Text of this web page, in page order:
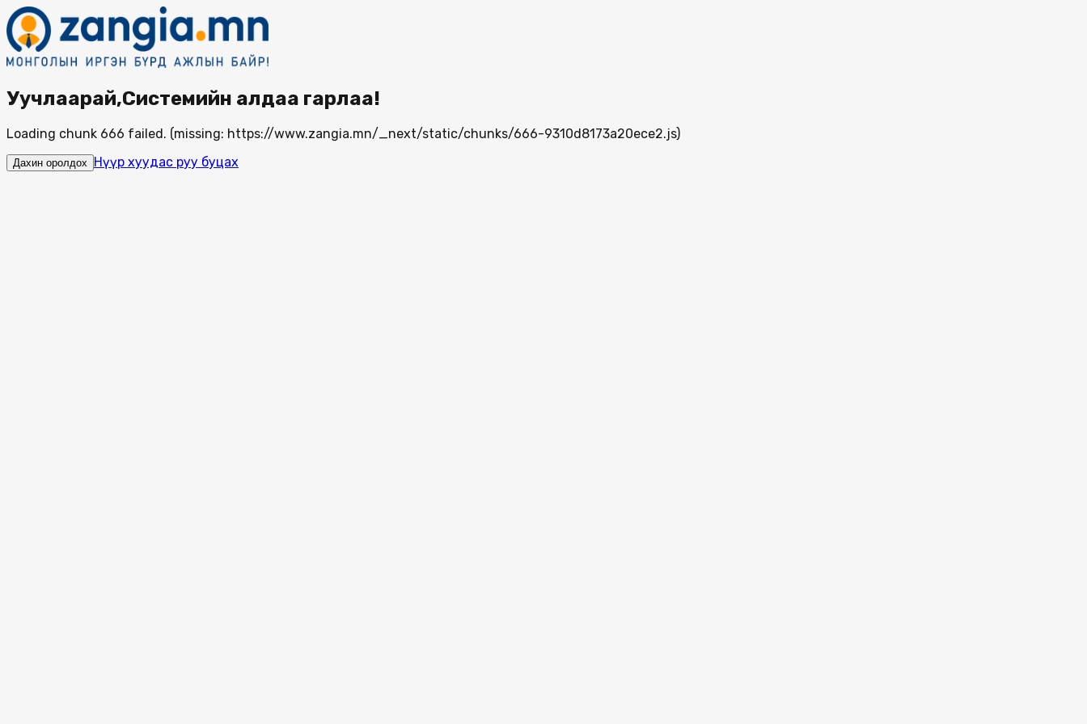
Уучлаарай,Системийн алдаа гарлаа!
Loading chunk 666 failed. (missing: https://www.zangia.mn/_next/static/chunks/666-9310d8173a20ece2.js)
Дахин оролдох Нүүр хуудас руу буцах